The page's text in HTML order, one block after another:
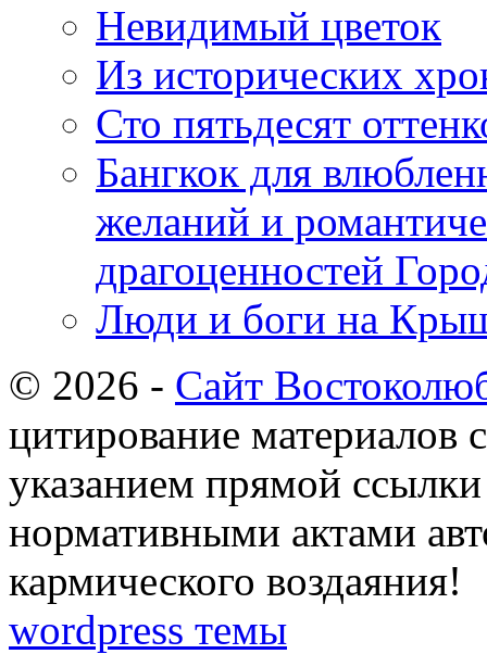
Невидимый цветок
Из исторических
Сто пятьдесят
Бангкок для
желаний и
драгоценностей
Люди и боги на
© 2026 - Сайт
цитирование материалов
указанием прямой
нормативными актами
кармического воздаяния!
wordpress темы